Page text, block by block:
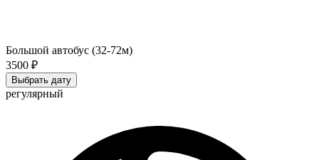
Большой автобус (32-72м)
3500 ₽
Выбрать дату
регулярный